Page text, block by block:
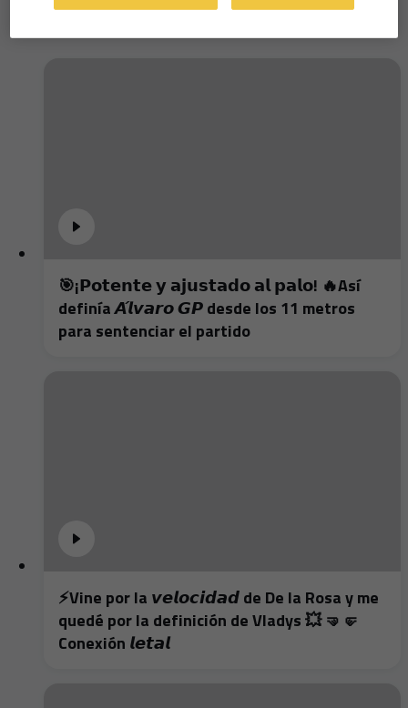
🎯¡𝗣𝗼𝘁𝗲𝗻𝘁𝗲 𝘆 𝗮𝗷𝘂𝘀𝘁𝗮𝗱𝗼 𝗮𝗹 𝗽𝗮𝗹𝗼! 🔥Así
definía 𝘼́𝙡𝙫𝙖𝙧𝙤 𝙂𝙋 desde los 11 metros
para sentenciar el partido
⚡️Vine por la 𝙫𝙚𝙡𝙤𝙘𝙞𝙙𝙖𝙙 de De la Rosa y me
quedé por la definición de Vladys 💥 🤜🤛
Conexión 𝙡𝙚𝙩𝙖𝙡